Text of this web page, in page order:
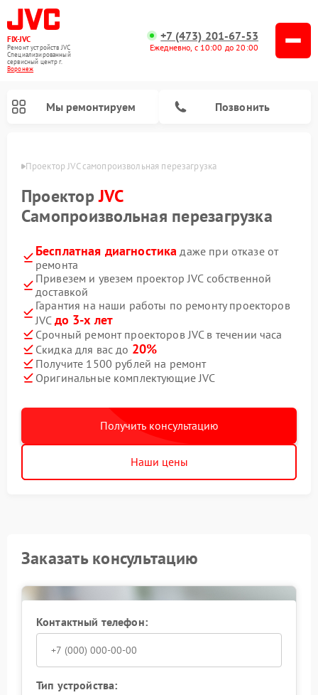
FIX-JVC
Ремонт устройств JVC
Специализированный
cервисный центр г.
Воронеж
+7 (473) 201-67-53
Ежедневно, с 10:00 до 20:00
Мы ремонтируем Позвонить
Проектор JVC самопроизвольная перезагрузка
ПроекторJVC
Самопроизвольная перезагрузка
Бесплатная диагностика даже при отказе от
ремонта
Привезем и увезем проектор JVC собственной
доставкой
Гарантия на наши работы по ремонту проекторов
JVC до 3-х лет
Срочный ремонт проекторов JVC в течении часа
Скидка для вас до 20%
Получите 1500 рублей на ремонт
Оригинальные комплектующие JVC
Получить консультацию
Наши цены
Заказать консультацию
Контактный телефон:
Тип устройства: